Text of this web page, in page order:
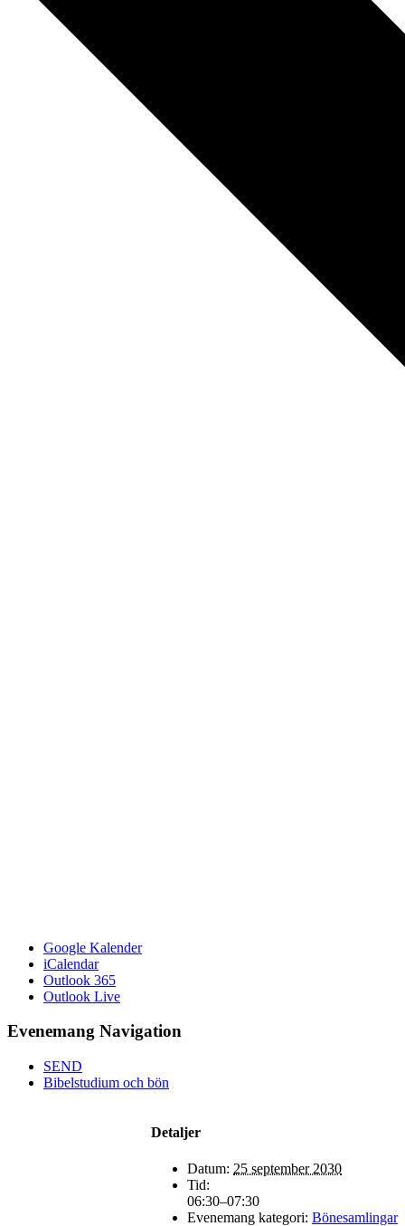
Google Kalender
iCalendar
Outlook 365
Outlook Live
Evenemang Navigation
SEND
Bibelstudium och bön
Detaljer
Datum: 25 september 2030
Tid:
06:30–07:30
Evenemang kategori: Bönesamlingar